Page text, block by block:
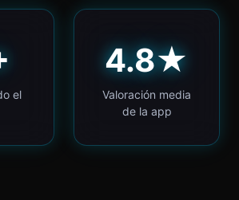
el
4.8★
Valoración media
de la app